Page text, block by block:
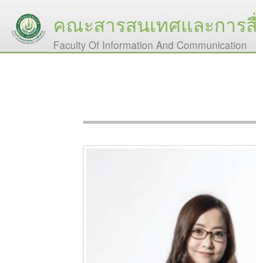
คณะสารสนเทศและการ
Faculty Of Information And Communication